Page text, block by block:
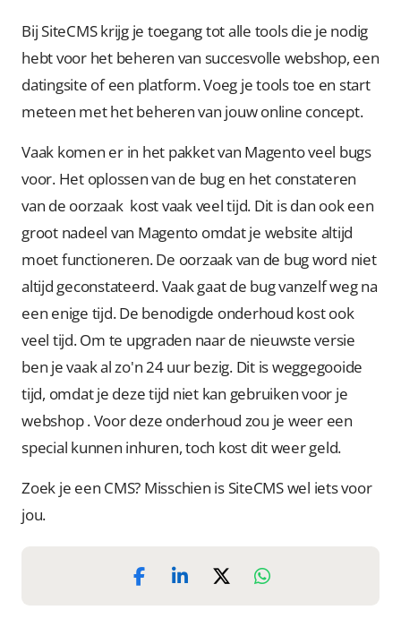
Bij SiteCMS krijg je toegang tot alle tools die je nodig
hebt voor het beheren van succesvolle webshop, een
datingsite of een platform. Voeg je tools toe en start
meteen met het beheren van jouw online concept.
Vaak komen er in het pakket van Magento veel bugs
voor. Het oplossen van de bug en het constateren
van de oorzaak kost vaak veel tijd. Dit is dan ook een
groot nadeel van Magento omdat je website altijd
moet functioneren. De oorzaak van de bug word niet
altijd geconstateerd. Vaak gaat de bug vanzelf weg na
een enige tijd. De benodigde onderhoud kost ook
veel tijd. Om te upgraden naar de nieuwste versie
ben je vaak al zo'n 24 uur bezig. Dit is weggegooide
tijd, omdat je deze tijd niet kan gebruiken voor je
webshop . Voor deze onderhoud zou je weer een
special kunnen inhuren, toch kost dit weer geld.
Zoek je een CMS? Misschien is SiteCMS wel iets voor
jou.